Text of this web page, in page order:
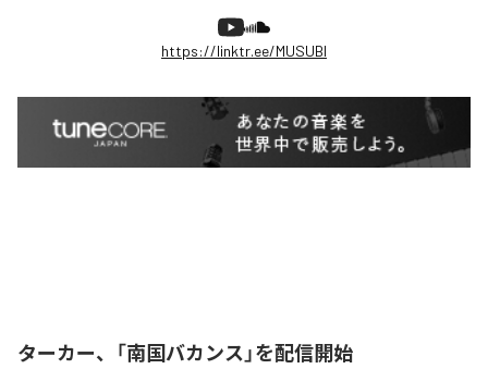
https://linktr.ee/MUSUBI
ターカー、「南国バカンス」を配信開始